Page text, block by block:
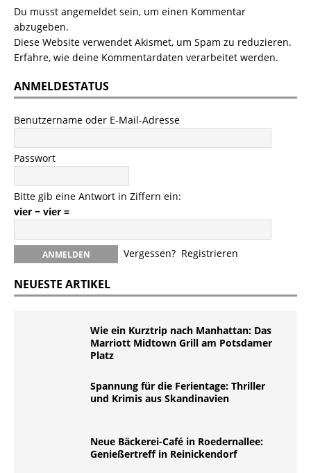
Du musst angemeldet sein, um einen Kommentar
abzugeben.
Diese Website verwendet Akismet, um Spam zu reduzieren.
Erfahre, wie deine Kommentardaten verarbeitet werden.
ANMELDESTATUS
Benutzername oder E-Mail-Adresse
Passwort
Bitte gib eine Antwort in Ziffern ein:
vier − vier =
Vergessen? Registrieren
NEUESTE ARTIKEL
Wie ein Kurztrip nach Manhattan: Das
Marriott Midtown Grill am Potsdamer
Platz
Spannung für die Ferientage: Thriller
und Krimis aus Skandinavien
Neue Bäckerei-Café in Roedernallee:
Genießertreff in Reinickendorf